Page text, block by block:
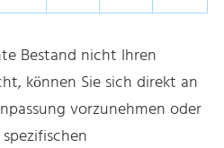
Bestand nicht Ihren
können Sie sich direkt an
vorzunehmen oder